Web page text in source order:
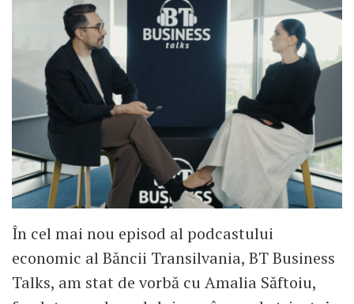
În cel mai nou episod al podcastului
economic al Băncii Transilvania, BT Business
Talks, am stat de vorbă cu Amalia Săftoiu,